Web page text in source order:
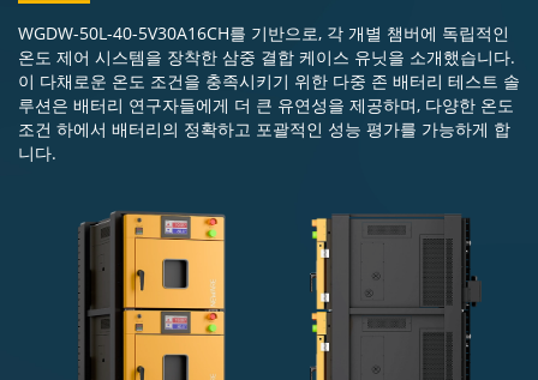
WGDW-50L-40-5V30A16CH를 기반으로, 각 개별 챔버에 독립적인
온도 제어 시스템을 장착한 삼중 결합 케이스 유닛을 소개했습니다.
이 다채로운 온도 조건을 충족시키기 위한 다중 존 배터리 테스트 솔
루션은 배터리 연구자들에게 더 큰 유연성을 제공하며, 다양한 온도
조건 하에서 배터리의 정확하고 포괄적인 성능 평가를 가능하게 합
니다.